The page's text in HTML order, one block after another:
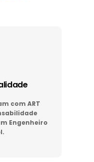
com ART
Engenheiro